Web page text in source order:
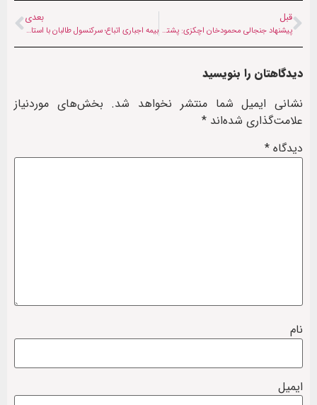
قبل
پیشنهاد جنجالی محمودخان اچکزی: پشتون‌های پاکستان تابعیت افغانستان بگیرند
بعدی
بیمه اجباری اتباع؛ سرکنسول طالبان با استاندار خراسان رضوی رایزنی کرد
دیدگاهتان را بنویسید
نشانی ایمیل شما منتشر نخواهد شد. بخش‌های موردنیاز
علامت‌گذاری شده‌اند *
دیدگاه *
نام
ایمیل